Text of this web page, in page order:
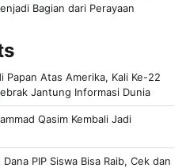
Bagian dari Perayaan
Papan Atas Amerika, Kali Ke-22
Jantung Informasi Dunia
Qasim Kembali Jadi
PIP Siswa Bisa Raib, Cek dan